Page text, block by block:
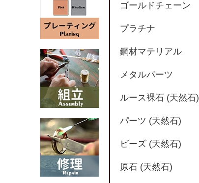
ゴールドチェーン
プラチナ
鋼材マテリアル
メタルパーツ
ルース裸石 (天然石)
パーツ (天然石)
ビーズ (天然石)
原石 (天然石)